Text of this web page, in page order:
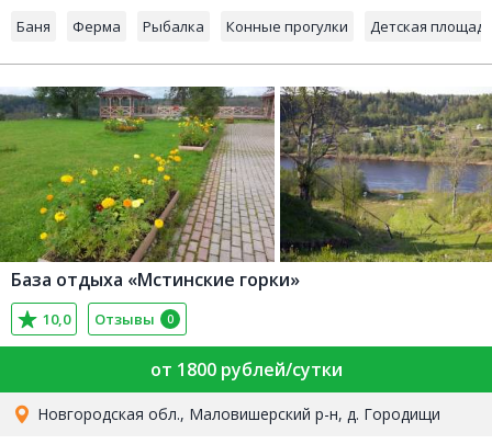
Баня Ферма Рыбалка Конные прогулки Детская
База отдыха «Мстинские горки»
10,0 Отзывы 0
от 1800 рублей/сутки
Новгородская обл., Маловишерский р-н, д. Городищи